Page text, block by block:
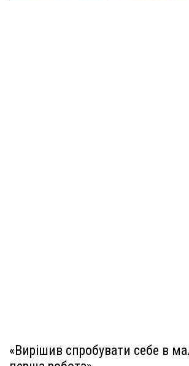
«Вирішив спробувати себе в